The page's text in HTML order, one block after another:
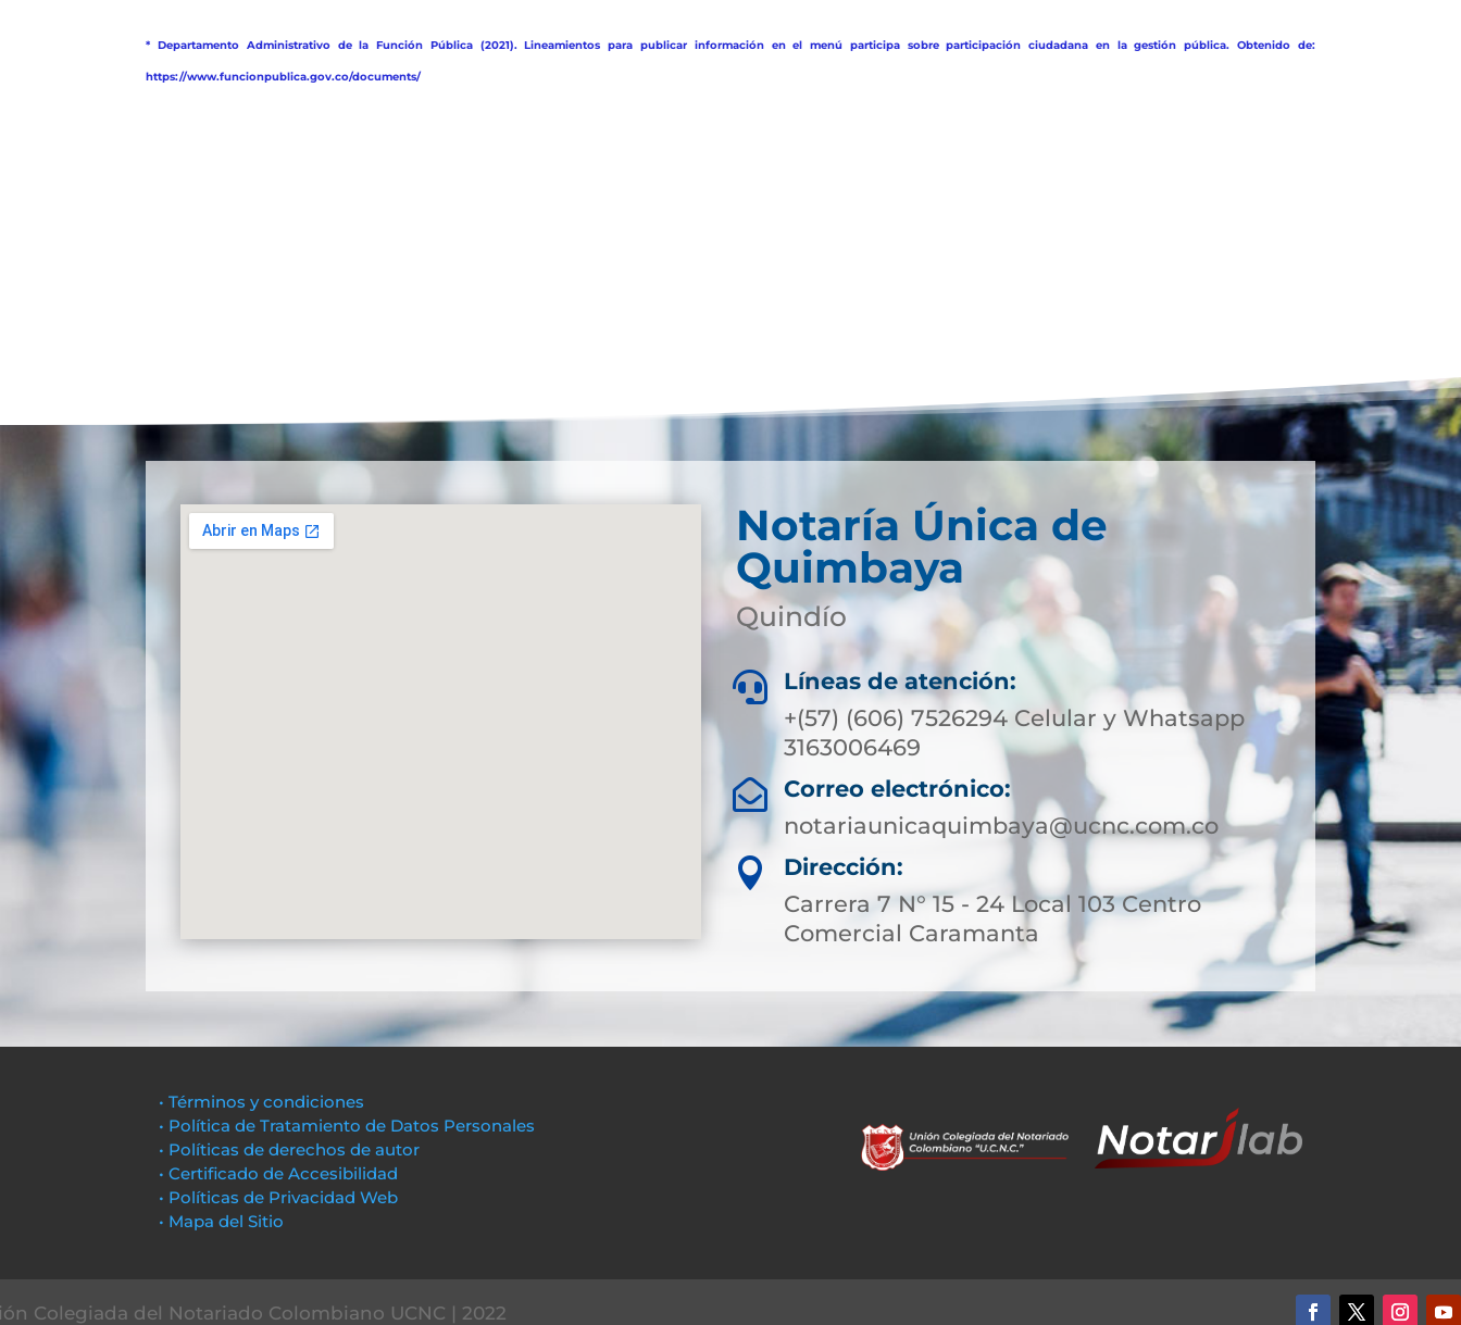
* Departamento Administrativo de la Función Pública (2021). Lineamientos para publicar información en el menú participa sobre participación ciudadana en la gestión pública. Obtenido de:
https://www.funcionpublica.gov.co/documents/
Notaría Única de
Quimbaya
Quindío

Líneas de atención:
+(57) (606) 7526294 Celular y Whatsapp
3163006469

Correo electrónico:
notariaunicaquimbaya@ucnc.com.co

Dirección:
Carrera 7 N° 15 - 24 Local 103 Centro
Comercial Caramanta
• Términos y condiciones
• Política de Tratamiento de Datos Personales
• Políticas de derechos de autor
• Certificado de Accesibilidad
• Políticas de Privacidad Web
• Mapa del Sitio
Colegiada del Notariado Colombiano UCNC | 2022